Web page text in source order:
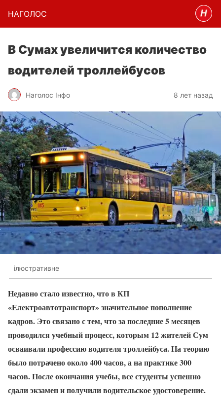
НАГОЛОC
В Сумах увеличится количество
водителей троллейбусов
Наголос Інфо 8 лет назад
ілюстративне
Недавно стало известно, что в КП
«Електроавтотранспорт» значительное пополнение
кадров. Это связано с тем, что за последние 5 месяцев
проводился учебный процесс, которым 12 жителей Сум
осваивали профессию водителя троллейбуса. На теорию
было потрачено около 400 часов, а на практике 300
часов. После окончания учебы, все студенты успешно
сдали экзамен и получили водительское удостоверение.